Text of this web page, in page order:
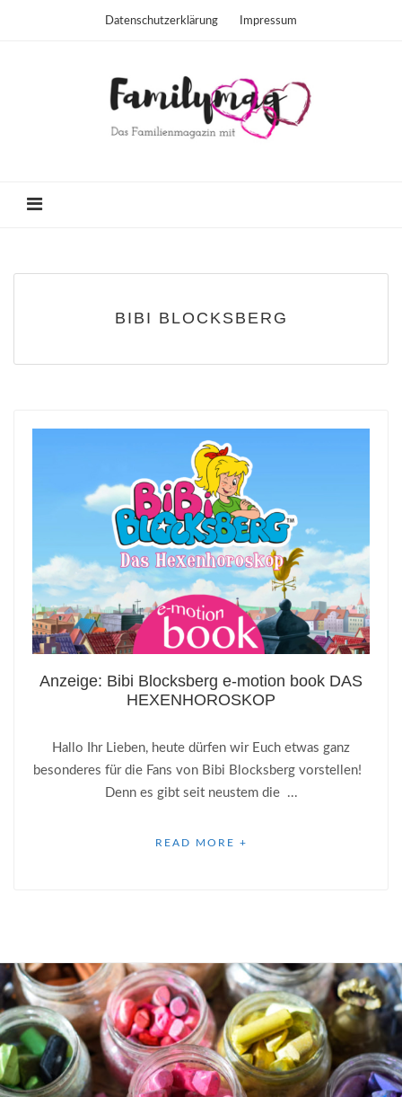
Datenschutzerklärung Impressum
BIBI BLOCKSBERG
Anzeige: Bibi Blocksberg e-motion book DAS
HEXENHOROSKOP
Hallo Ihr Lieben, heute dürfen wir Euch etwas ganz
besonderes für die Fans von Bibi Blocksberg vorstellen!
Denn es gibt seit neustem die ...
READ MORE +